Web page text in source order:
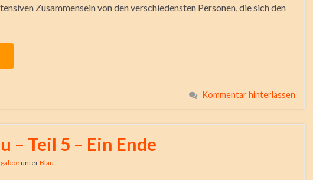
Zusammensein von den verschiedensten Personen, die sich den
Kommentar hinterlassen
– Teil 5 – Ein Ende
unterBlau